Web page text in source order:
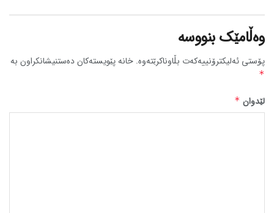
وەڵامێک بنووسە
پۆستی ئەلیکترۆنییەکەت بڵاوناکرێتەوە. خانە پێویستەکان دەستنیشانکراون بە
*
لێدوان *